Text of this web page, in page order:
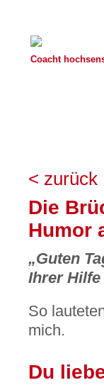
Coacht
< zurück
Die
Humor
„Guten
Ihrer Hilfe
So
mich.
Du